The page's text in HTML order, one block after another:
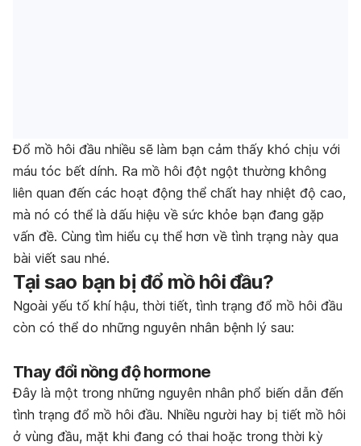
Đổ mồ hôi đầu nhiều sẽ làm bạn cảm thấy khó chịu với
máu tóc bết dính. Ra mồ hôi đột ngột thường không
liên quan đến các hoạt động thể chất hay nhiệt độ cao,
mà nó có thể là dấu hiệu về sức khỏe bạn đang gặp
vấn đề. Cùng tìm hiểu cụ thể hơn về tình trạng này qua
bài viết sau nhé.
Tại sao bạn bị đổ mồ hôi đầu?
Ngoài yếu tố khí hậu, thời tiết, tình trạng đổ mồ hôi đầu
còn có thể do những nguyên nhân bệnh lý sau:
Thay đổi nồng độ hormone
Đây là một trong những nguyên nhân phổ biến dẫn đến
tình trạng đổ mồ hôi đầu. Nhiều người hay bị tiết mồ hôi
ở vùng đầu, mặt khi đang có thai hoặc trong thời kỳ